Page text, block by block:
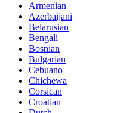
Armenian
Azerbaijani
Belarusian
Bengali
Bosnian
Bulgarian
Cebuano
Chichewa
Corsican
Croatian